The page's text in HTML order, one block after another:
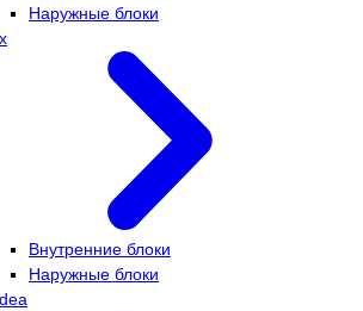
Наружные блоки
Внутренние блоки
Наружные блоки